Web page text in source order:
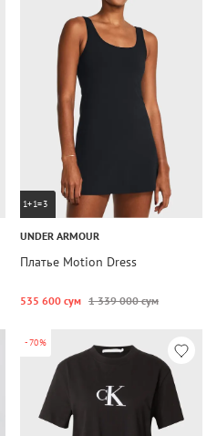
1+1=3
UNDER ARMOUR
Платье Motion Dress
535 600 сум 1 339 000 сум
-70%